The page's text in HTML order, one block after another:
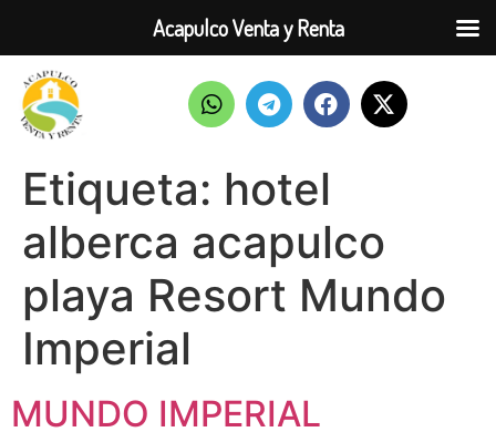
Etiqueta: hotel
alberca acapulco
playa Resort Mundo
Imperial
MUNDO IMPERIAL
Acapulco Venta y Renta